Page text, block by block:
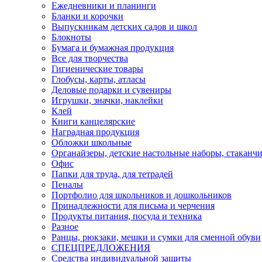
Ежедневники и планинги
Бланки и корочки
Выпускникам детских садов и школ
Блокноты
Бумага и бумажная продукция
Все для творчества
Гигиенические товары
Глобусы, карты, атласы
Деловые подарки и сувениры
Игрушки, значки, наклейки
Клей
Книги канцелярские
Наградная продукция
Обложки школьные
Органайзеры, детские настольные наборы,
Офис
Папки для труда, для тетрадей
Пеналы
Портфолио для школьников и дошкольников
Принадлежности для письма и черчения
Продукты питания, посуда и техника
Разное
Ранцы, рюкзаки, мешки и сумки для сменной обуви
СПЕЦПРЕДЛОЖЕНИЯ
Средства индивидуальной защиты